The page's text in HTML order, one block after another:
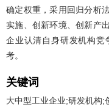
确定权重，采用回归分析
实施、创新环境、创新产
企业认清自身研发机构竞
考。
关键词
大中型工业企业;研发机构;